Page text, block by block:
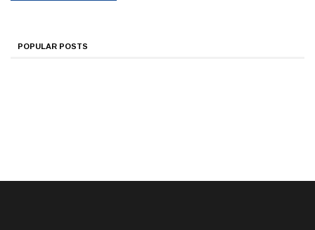
POPULAR POSTS